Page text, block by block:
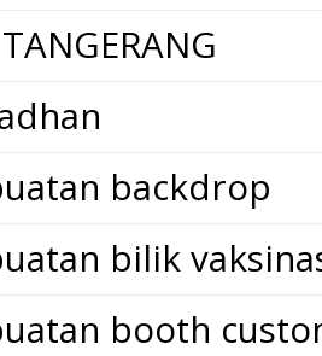
backdrop
bilik
booth